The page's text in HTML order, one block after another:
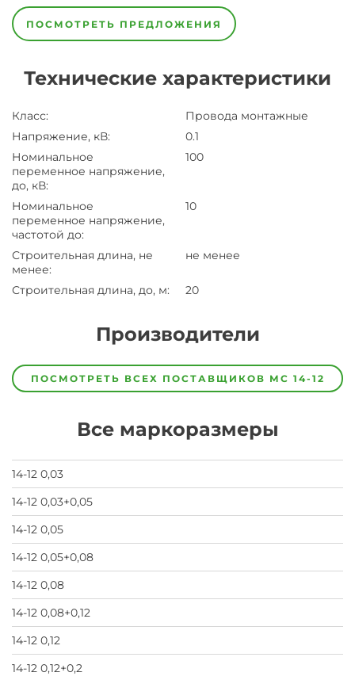
ПОСМОТРЕТЬ ПРЕДЛОЖЕНИЯ
Технические характеристики
Класс:
Провода монтажные
Напряжение, кВ:
0.1
Номинальное
переменное напряжение,
до, кВ:
100
Номинальное
переменное напряжение,
частотой до:
10
Строительная длина, не
менее:
не менее
Строительная длина, до, м: 20
Производители
Завод Завод-
изготовитель
заявка
на
ПОСМОТРЕТЬ ВСЕХ ПОСТАВЩИКОВ МС 14-12
Все маркоразмеры
14-12 0,03
14-12 0,03+0,05
14-12 0,05
14-12 0,05+0,08
14-12 0,08
14-12 0,08+0,12
14-12 0,12
14-12 0,12+0,2